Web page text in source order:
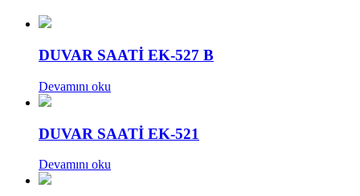
DUVAR SAATİ EK-527 B
Devamını oku
DUVAR SAATİ EK-521
Devamını oku